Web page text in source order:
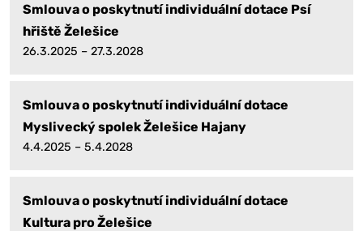
Smlouva o poskytnutí individuální dotace Psí
hřiště Želešice
26.3.2025 – 27.3.2028
Smlouva o poskytnutí individuální dotace
Myslivecký spolek Želešice Hajany
4.4.2025 – 5.4.2028
Smlouva o poskytnutí individuální dotace
Kultura pro Želešice